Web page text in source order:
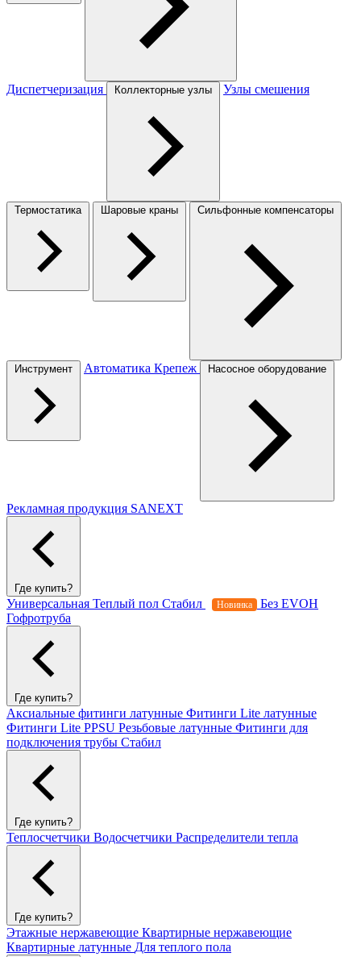
Диспетчеризация Коллекторные узлы Узлы смешения
Термостатика Шаровые краны Сильфонные компенсаторы
Инструмент Автоматика Крепеж Насосное оборудование
Рекламная продукция SANEXT
Где купить?
Универсальная Теплый пол Стабил Новинка
Без EVOH
Гофротруба
Где купить?
Аксиальные фитинги латунные Фитинги Lite латунные
Фитинги Lite PPSU Резьбовые латунные Фитинги для
подключения трубы Стабил
Где купить?
Теплосчетчики Водосчетчики Распределители тепла
Где купить?
Этажные нержавеющие Квартирные нержавеющие
Квартирные латунные Для теплого пола